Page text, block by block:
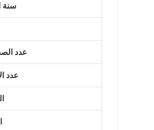
سنة
عدد
عدد